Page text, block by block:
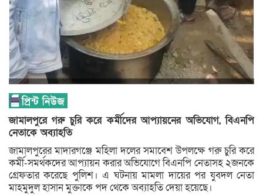
জামালপুরে গরু চুরি করে কর্মীদের আপ্যায়নের অভিযোগ, বিএনপি
নেতাকে অব্যাহতি
জামালপুরের মাদারগঞ্জে মহিলা দলের সমাবেশ উপলক্ষে গরু চুরি করে
কর্মী-সমর্থকদের আপ্যায়ন করার অভিযোগে বিএনপি নেতাসহ ২জনকে
গ্রেফতার করেছে পুলিশ। এ ঘটনায় মামলা দায়ের পর যুবদল নেতা
মাহমুদুল হাসান মুক্তাকে পদ থেকে অব্যাহতি দেয়া হয়েছে।